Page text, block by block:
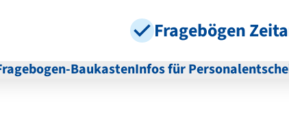
Fragebögen
BaukastenInfos für